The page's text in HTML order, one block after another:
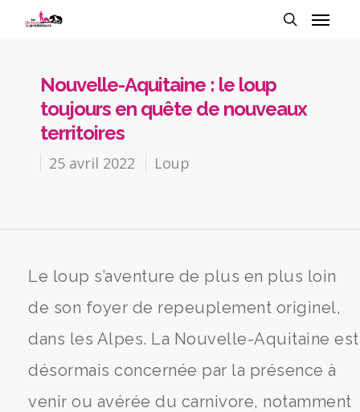
Nouvelle-Aquitaine : le loup
toujours en quête de nouveaux
territoires
25 avril 2022 Loup
Le loup s’aventure de plus en plus loin
de son foyer de repeuplement originel,
dans les Alpes. La Nouvelle-Aquitaine est
désormais concernée par la présence à
venir ou avérée du carnivore, notamment